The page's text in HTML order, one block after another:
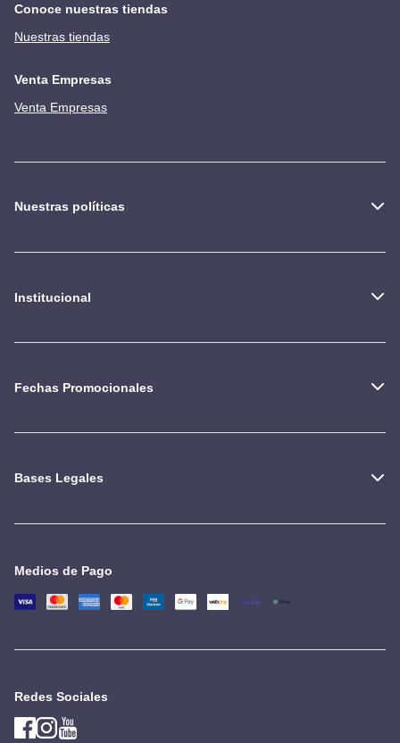
Conoce nuestras tiendas
Nuestras tiendas
Venta Empresas
Venta Empresas
Nuestras políticas
Institucional
Fechas Promocionales
Bases Legales
Medios de Pago
Redes Sociales